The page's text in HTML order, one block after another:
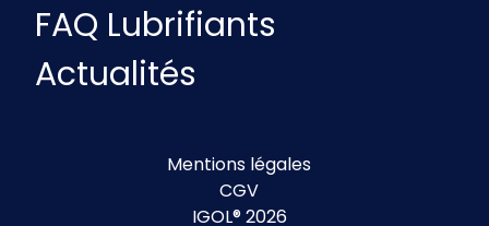
FAQ Lubrifiants
Actualités
Mentions légales
CGV
IGOL® 2026